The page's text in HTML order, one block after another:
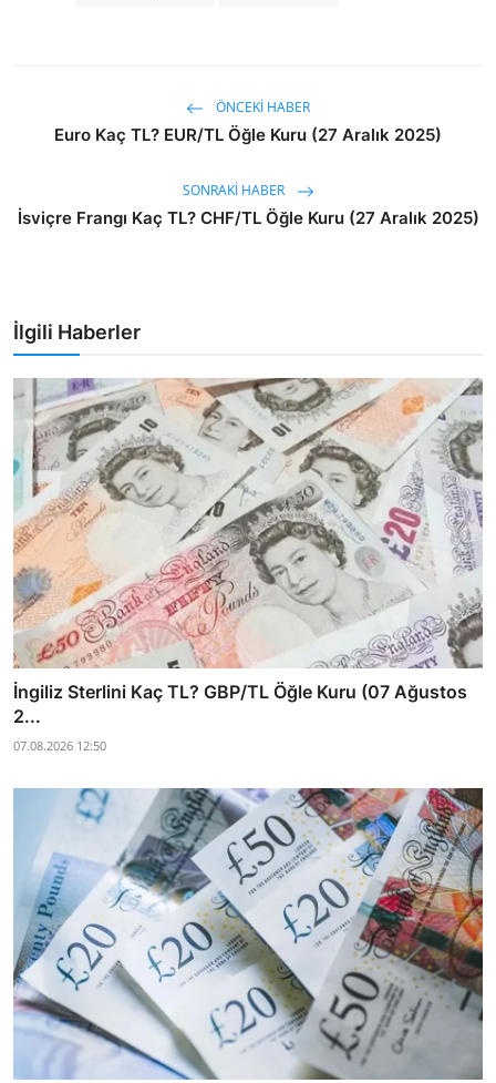
ÖNCEKI HABER
Euro Kaç TL? EUR/TL Öğle Kuru (27 Aralık 2025)
SONRAKI HABER
İsviçre Frangı Kaç TL? CHF/TL Öğle Kuru (27 Aralık 2025)
İlgili Haberler
İngiliz Sterlini Kaç TL? GBP/TL Öğle Kuru (07 Ağustos
2...
07.08.2026 12:50